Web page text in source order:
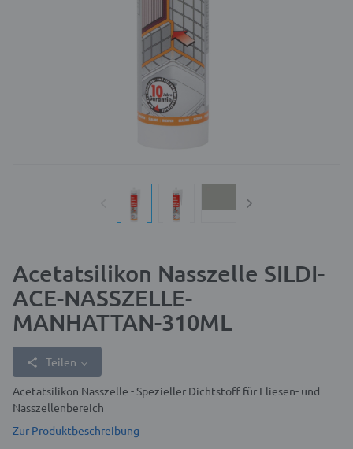
Acetatsilikon Nasszelle SILDI-
ACE-NASSZELLE-
MANHATTAN-310ML
Teilen
Acetatsilikon Nasszelle - Spezieller Dichtstoff für Fliesen- und
Nasszellenbereich
Zur Produktbeschreibung